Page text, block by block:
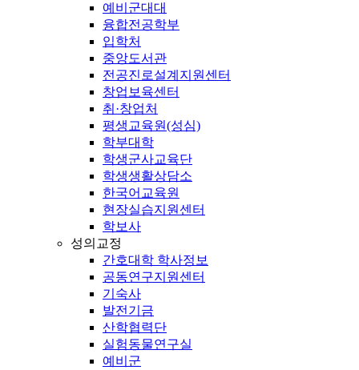
예비군대대
융합전공학부
입학처
중앙도서관
전공진로설계지원센터
창업보육센터
취·창업처
평생교육원(성심)
학부대학
학생군사교육단
학생생활상담소
한국어교육원
현장실습지원센터
학보사
성의교정
간호대학 학사정보
공동연구지원센터
기숙사
발전기금
산학협력단
실험동물연구실
예비군